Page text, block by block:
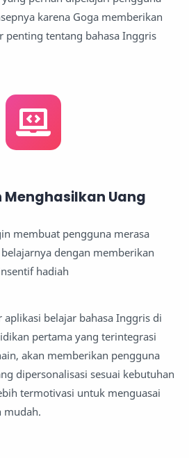
karena Goga memberikan
penting tentang bahasa Inggris
Menghasilkan Uang
membuat pengguna merasa
dengan memberikan
hadiah
aplikasi belajar bahasa Inggris di
pertama yang terintegrasi
akan memberikan pengguna
dipersonalisasi sesuai kebutuhan
termotivasi untuk menguasai
mudah.